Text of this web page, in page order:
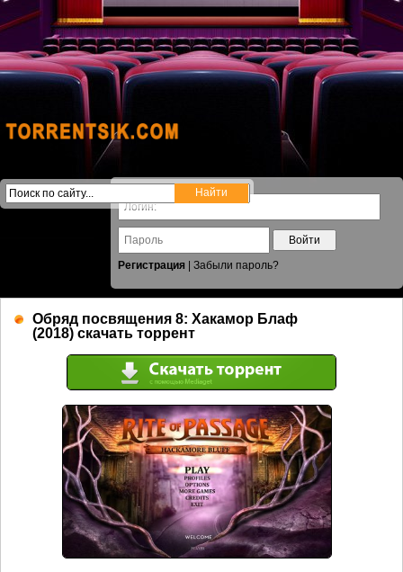
Войти
Регистрация
Забыли пароль?
Обряд посвящения 8: Хакамор Блаф
(2018) скачать торрент